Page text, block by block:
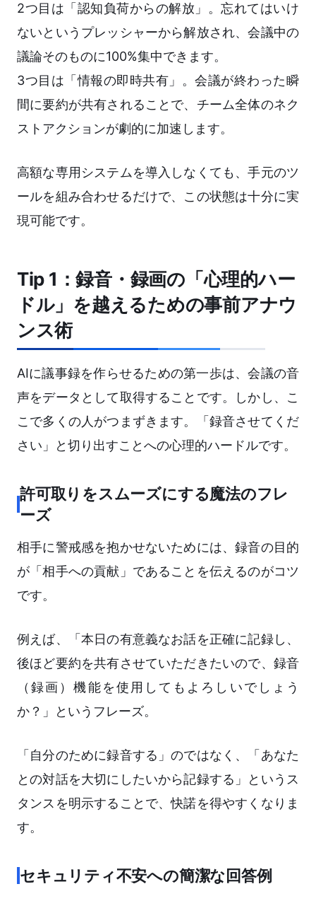
2つ目は「認知負荷からの解放」。忘れてはいけ
ないというプレッシャーから解放され、会議中の
議論そのものに100%集中できます。
3つ目は「情報の即時共有」。会議が終わった瞬
間に要約が共有されることで、チーム全体のネク
ストアクションが劇的に加速します。
高額な専用システムを導入しなくても、手元のツ
ールを組み合わせるだけで、この状態は十分に実
現可能です。
Tip 1：録音・録画の「心理的ハー
ドル」を越えるための事前アナウ
ンス術
AIに議事録を作らせるための第一歩は、会議の音
声をデータとして取得することです。しかし、こ
こで多くの人がつまずきます。「録音させてくだ
さい」と切り出すことへの心理的ハードルです。
許可取りをスムーズにする魔法のフレ
ーズ
相手に警戒感を抱かせないためには、録音の目的
が「相手への貢献」であることを伝えるのがコツ
です。
例えば、「本日の有意義なお話を正確に記録し、
後ほど要約を共有させていただきたいので、録音
（録画）機能を使用してもよろしいでしょう
か？」というフレーズ。
「自分のために録音する」のではなく、「あなた
との対話を大切にしたいから記録する」というス
タンスを明示することで、快諾を得やすくなりま
す。
セキュリティ不安への簡潔な回答例